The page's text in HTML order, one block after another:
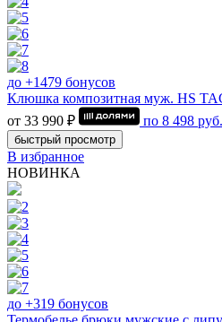
до +1479 бонусов
Клюшка композитная муж. HS
от 33 990 ₽
по 8 498 руб.
быстрый просмотр
В избранное
НОВИНКА
до +319 бонусов